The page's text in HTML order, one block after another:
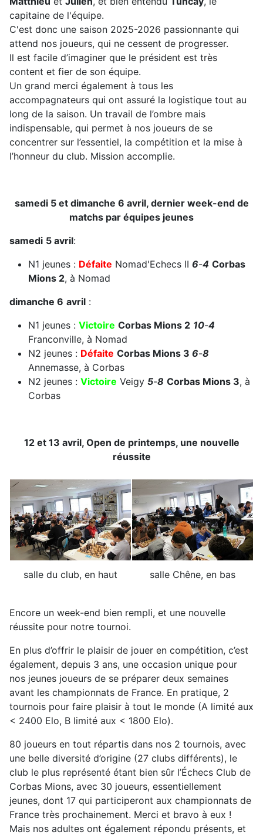
capitaine de l'équipe.
C'est donc une saison 2025-2026 passionnante qui
attend nos joueurs, qui ne cessent de progresser.
Il est facile d’imaginer que le président est très
content et fier de son équipe.
Un grand merci également à tous les
accompagnateurs qui ont assuré la logistique tout au
long de la saison. Un travail de l’ombre mais
indispensable, qui permet à nos joueurs de se
concentrer sur l’essentiel, la compétition et la mise à
l’honneur du club. Mission accomplie.
samedi 5 et dimanche 6 avril, dernier week-end de
matchs par équipes jeunes
samedi 5 avril:
N1 jeunes : Défaite Nomad'Echecs II 6-4 Corbas
Mions 2, à Nomad
dimanche 6 avril :
N1 jeunes : Victoire Corbas Mions 2 10-4
Franconville, à Nomad
N2 jeunes : Défaite Corbas Mions 3 6-8
Annemasse, à Corbas
N2 jeunes : Victoire Veigy 5-8 Corbas Mions 3, à
Corbas
12 et 13 avril, Open de printemps, une nouvelle
réussite
salle du club, en haut salle Chêne, en bas
Encore un week-end bien rempli, et une nouvelle
réussite pour notre tournoi.
En plus d’offrir le plaisir de jouer en compétition, c’est
également, depuis 3 ans, une occasion unique pour
nos jeunes joueurs de se préparer deux semaines
avant les championnats de France. En pratique, 2
tournois pour faire plaisir à tout le monde (A limité aux
< 2400 Elo, B limité aux < 1800 Elo).
80 joueurs en tout répartis dans nos 2 tournois, avec
une belle diversité d’origine (27 clubs différents), le
club le plus représenté étant bien sûr l’Échecs Club de
Corbas Mions, avec 30 joueurs, essentiellement
jeunes, dont 17 qui participeront aux championnats de
France très prochainement. Merci et bravo à eux !
Mais nos adultes ont également répondu présents, et